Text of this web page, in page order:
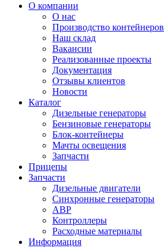
О компании
О нас
Производство контейнеров
Наш склад
Вакансии
Реализованные проекты
Документация
Отзывы клиентов
Новости
Каталог
Дизельные генераторы
Бензиновые генераторы
Блок-контейнеры
Мачты освещения
Запчасти
Прицепы
Запчасти
Дизельные двигатели
Синхронные генераторы
АВР
Контроллеры
Расходные материалы
Информация